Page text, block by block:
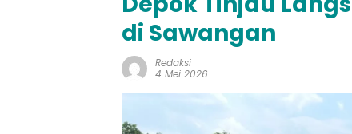
di Sawangan
Redaksi
4 Mei 2026